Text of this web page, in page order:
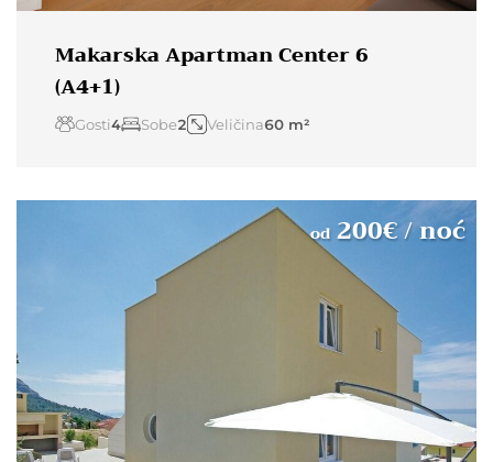
Makarska Apartman Center 6
(A4+1)
Gosti4 Sobe2 Veličina60 m²
od 200€/ noć